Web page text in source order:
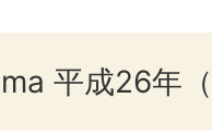
平成26年